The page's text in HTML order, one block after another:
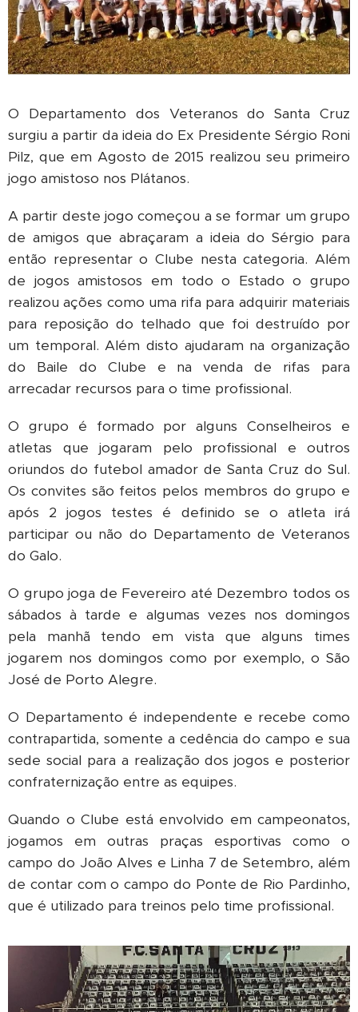
O Departamento dos Veteranos do Santa Cruz
surgiu a partir da ideia do Ex Presidente Sérgio Roni
Pilz, que em Agosto de 2015 realizou seu primeiro
jogo amistoso nos Plátanos.
A partir deste jogo começou a se formar um grupo
de amigos que abraçaram a ideia do Sérgio para
então representar o Clube nesta categoria. Além
de jogos amistosos em todo o Estado o grupo
realizou ações como uma rifa para adquirir materiais
para reposição do telhado que foi destruído por
um temporal. Além disto ajudaram na organização
do Baile do Clube e na venda de rifas para
arrecadar recursos para o time profissional.
O grupo é formado por alguns Conselheiros e
atletas que jogaram pelo profissional e outros
oriundos do futebol amador de Santa Cruz do Sul.
Os convites são feitos pelos membros do grupo e
após 2 jogos testes é definido se o atleta irá
participar ou não do Departamento de Veteranos
do Galo.
O grupo joga de Fevereiro até Dezembro todos os
sábados à tarde e algumas vezes nos domingos
pela manhã tendo em vista que alguns times
jogarem nos domingos como por exemplo, o São
José de Porto Alegre.
O Departamento é independente e recebe como
contrapartida, somente a cedência do campo e sua
sede social para a realização dos jogos e posterior
confraternização entre as equipes.
Quando o Clube está envolvido em campeonatos,
jogamos em outras praças esportivas como o
campo do João Alves e Linha 7 de Setembro, além
de contar com o campo do Ponte de Rio Pardinho,
que é utilizado para treinos pelo time profissional.